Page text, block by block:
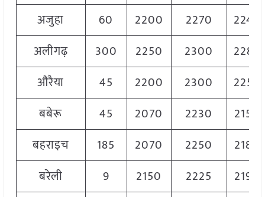
अजुहा
60 2200 2270
2240
अलीगढ़
300 2250 2300
2280
औरैया
45 2200 2300
2250
बबेरू
45 2070 2230
2150
बहराइच
185 2070 2250
2180
बरेली
9 2150 2225
2190